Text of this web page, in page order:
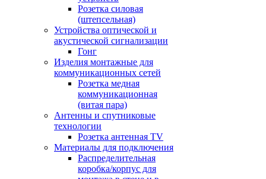
Розетка силовая
(штепсельная)
Устройства оптической и
акустической сигнализации
Гонг
Изделия монтажные для
коммуникационных сетей
Розетка медная
коммуникационная
(витая пара)
Антенны и спутниковые
технологии
Розетка антенная TV
Материалы для подключения
Распределительная
коробка/корпус для